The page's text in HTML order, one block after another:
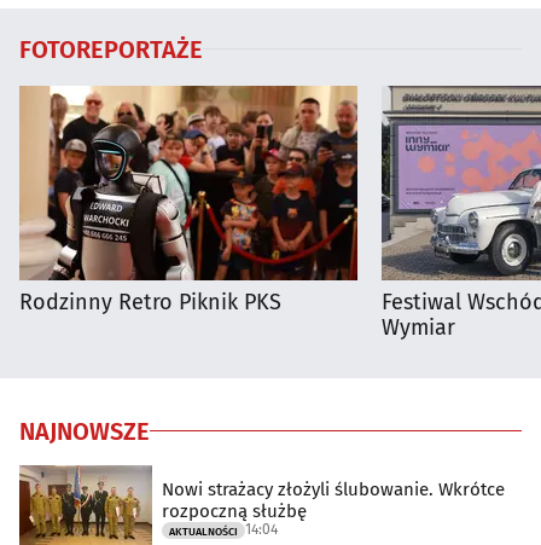
FOTOREPORTAŻE
Rodzinny Retro Piknik PKS
Festiwal
Wymiar
NAJNOWSZE
Nowi strażacy złożyli ślubowanie. Wkrótce
rozpoczną służbę
AKTUALNOŚCI 14:04